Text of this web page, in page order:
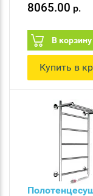
8065.00 р.
В корзину
Купить в